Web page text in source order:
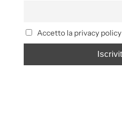
Accetto la privacy policy